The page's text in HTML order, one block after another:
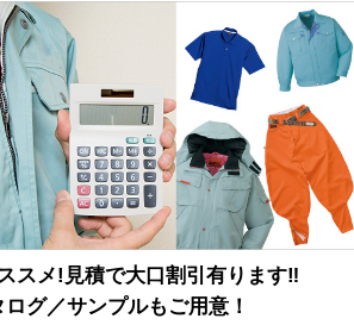
スメ!見積で大口割引有ります‼
グ／サンプルもご用意！